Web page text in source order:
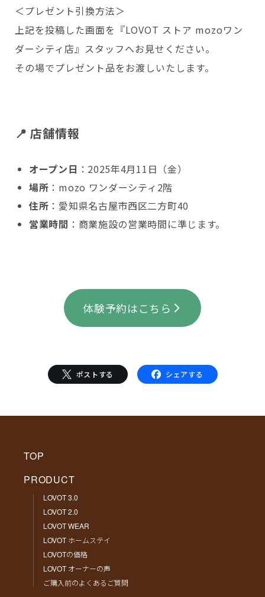
＜プレゼント引換方法＞
上記を投稿した画面を『LOVOT ストア mozoワン
ダーシティ店』スタッフへお見せください。
その場でプレゼント品をお渡しいたします。
📍 店舗情報
オープン日 ：2025年4月11日（金）
場所 ：mozo ワンダーシティ2階
住所 ：愛知県名古屋市西区二方町40
営業時間 ： 商業施設の営業時間に準じます。
体験予約はこちら
ポストする シェアする
TOP
PRODUCT
LOVOT 3.0
LOVOT 2.0
LOVOT WEAR
LOVOT ホームステイ
LOVOTの価格
LOVOT オーナーの声
ご購入前のよくあるご質問